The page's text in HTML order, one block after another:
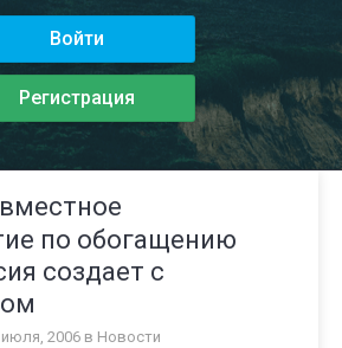
Войти
Регистрация
по обогащению
создает с
2006 в Новости